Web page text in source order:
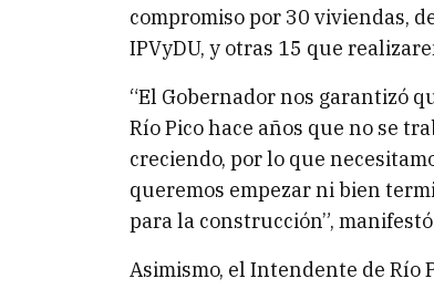
compromiso por 30 viviendas,
IPVyDU, y otras 15 que
“El Gobernador nos garantizó
Río Pico hace años que no se
creciendo, por lo que
queremos empezar ni bien
para la construcción”, manifestó
Asimismo, el Intendente de Río